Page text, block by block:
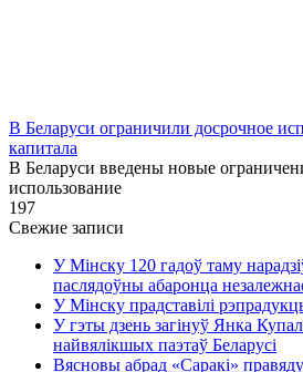
В Беларуси ограничили досрочное
капитала
В Беларуси введены новые
использование
197
Свежие записи
У Мінску 120 гадоў таму
паслядоўны абаронца
У Мінску прадставілі
У гэты дзень загінуў Янка
найвялікшых паэтаў Беларусі
Вясновы абрад «Саракі»